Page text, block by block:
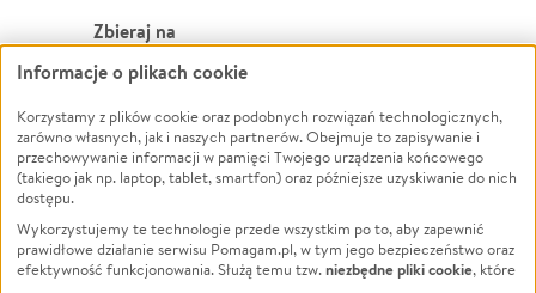
Zbieraj na
Leczenie
Zwierzęta
Pożar
Ukraina
Pomoc Finansowa
Projekty
Powódź
Wichura
NGO
Edukacja
Podróż
Informacje o plikach cookie
Korzystamy z plików cookie oraz podobnych rozwiązań technologicznych,
zarówno własnych, jak i naszych partnerów. Obejmuje to zapisywanie i
przechowywanie informacji w pamięci Twojego urządzenia końcowego
(takiego jak np. laptop, tablet, smartfon) oraz późniejsze uzyskiwanie do nich
dostępu.
Wykorzystujemy te technologie przede wszystkim po to, aby zapewnić
prawidłowe działanie serwisu Pomagam.pl, w tym jego bezpieczeństwo oraz
efektywność funkcjonowania. Służą temu tzw.niezbędne pliki cookie, które